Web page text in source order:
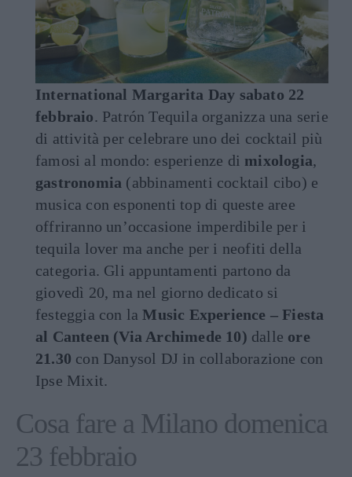
International Margarita Day sabato 22
febbraio. Patrón Tequila organizza una serie
di attività per celebrare uno dei cocktail più
famosi al mondo: esperienze di mixologia,
gastronomia (abbinamenti cocktail cibo) e
musica con esponenti top di queste aree
offriranno un’occasione imperdibile per i
tequila lover ma anche per i neofiti della
categoria. Gli appuntamenti partono da
giovedì 20, ma nel giorno dedicato si
festeggia con laMusic Experience – Fiesta
al Canteen (Via Archimede 10) dalle ore
21.30 con Danysol DJ in collaborazione con
Ipse Mixit.
Cosa fare a Milano domenica
23 febbraio